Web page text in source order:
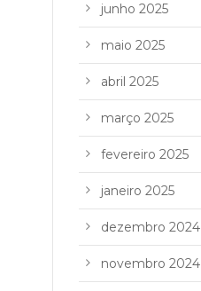
junho 2025
maio 2025
abril 2025
março 2025
fevereiro 2025
janeiro 2025
dezembro 2024
novembro 2024